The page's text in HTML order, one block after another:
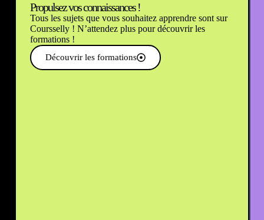
Propulsez vos connaissances !
Tous les sujets que vous souhaitez apprendre sont sur
Coursselly ! N’attendez plus pour découvrir les
formations !
Découvrir les formations